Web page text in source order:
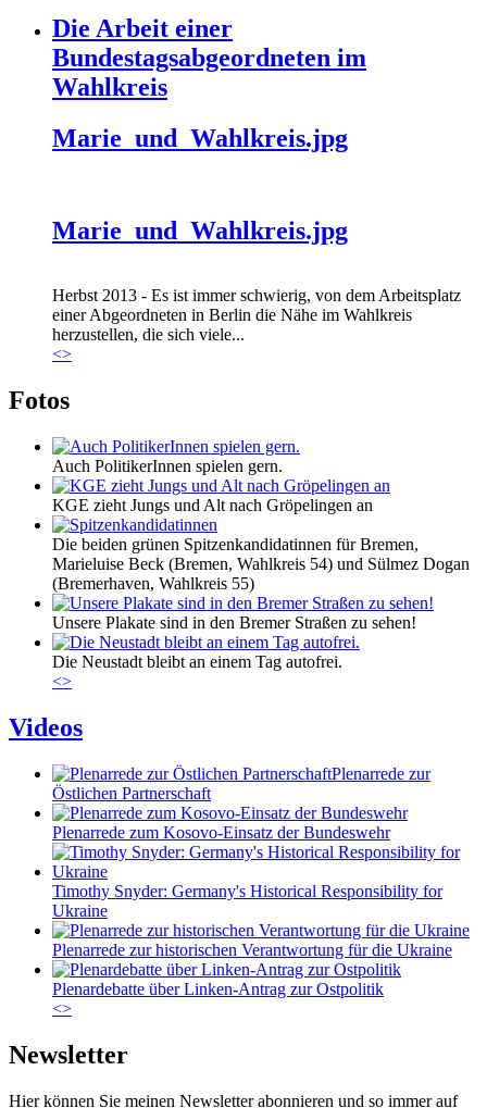
Die Arbeit einer
Bundestagsabgeordneten im
Wahlkreis
Marie_und_Wahlkreis.jpg
Marie_und_Wahlkreis.jpg
Herbst 2013 - Es ist immer schwierig, von dem Arbeitsplatz
einer Abgeordneten in Berlin die Nähe im Wahlkreis
herzustellen, die sich viele...
<>
Fotos
Auch PolitikerInnen spielen gern.
KGE zieht Jungs und Alt nach Gröpelingen an
Die beiden grünen Spitzenkandidatinnen für Bremen,
Marieluise Beck (Bremen, Wahlkreis 54) und Sülmez Dogan
(Bremerhaven, Wahlkreis 55)
Unsere Plakate sind in den Bremer Straßen zu sehen!
Die Neustadt bleibt an einem Tag autofrei.
<>
Videos
Plenarrede zur
Östlichen Partnerschaft
Plenarrede zum Kosovo-Einsatz der Bundeswehr
Timothy Snyder: Germany's Historical Responsibility for
Ukraine
Plenarrede zur historischen Verantwortung für die Ukraine
Plenardebatte über Linken-Antrag zur Ostpolitik
<>
Newsletter
Hier können Sie meinen Newsletter abonnieren und so immer auf